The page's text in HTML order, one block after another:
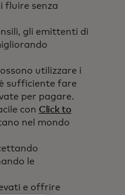
fluire senza
gli emittenti di
utilizzare i
sufficiente fare
per pagare.
con Click to
nel mondo
le
e offrire